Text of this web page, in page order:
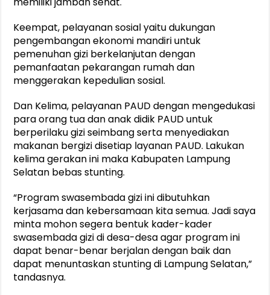
Keempat, pelayanan sosial yaitu dukungan
pengembangan ekonomi mandiri untuk
pemenuhan gizi berkelanjutan dengan
pemanfaatan pekarangan rumah dan
menggerakan kepedulian sosial.
Dan Kelima, pelayanan PAUD dengan mengedukasi
para orang tua dan anak didik PAUD untuk
berperilaku gizi seimbang serta menyediakan
makanan bergizi disetiap layanan PAUD. Lakukan
kelima gerakan ini maka Kabupaten Lampung
Selatan bebas stunting.
“Program swasembada gizi ini dibutuhkan
kerjasama dan kebersamaan kita semua. Jadi saya
minta mohon segera bentuk kader-kader
swasembada gizi di desa-desa agar program ini
dapat benar-benar berjalan dengan baik dan
dapat menuntaskan stunting di Lampung Selatan,”
tandasnya.